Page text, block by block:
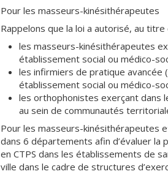
Pour les masseurs-kinésithérapeutes
Rappelons que la loi a autorisé, au
les masseurs-kinésithérapeutes
établissement social ou médico-
les infirmiers de pratique avancée
établissement social ou médico-
les orthophonistes exerçant dans
au sein de communautés
Pour les masseurs-kinésithérapeutes
dans 6 départements afin d’évaluer la
en CTPS dans les établissements de
ville dans le cadre de structures